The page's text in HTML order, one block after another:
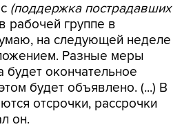
(поддержка пострадавших
рабочей группе в
на следующей неделе
Разные меры
будет окончательное
будет объявлено. (...) В
отсрочки, рассрочки
он.